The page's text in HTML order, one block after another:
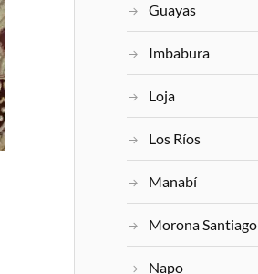
Guayas
Imbabura
Loja
Los Ríos
Manabí
Morona Santiago
Napo